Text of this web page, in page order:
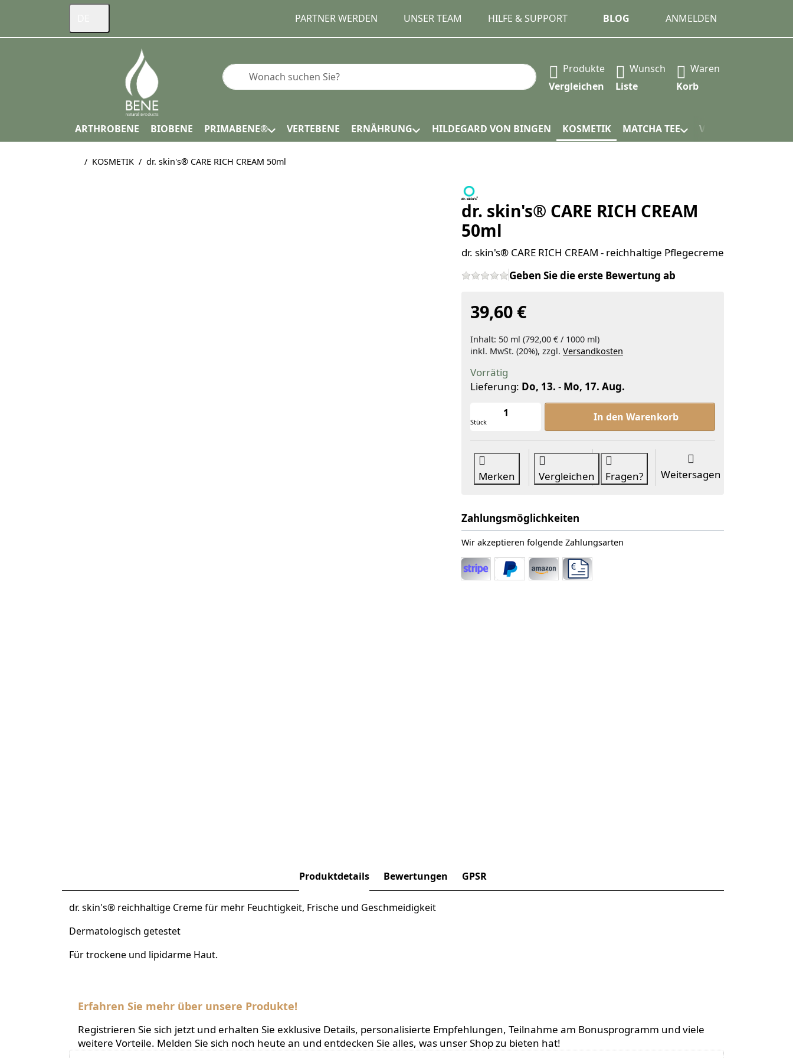
PARTNER WERDEN UNSER TEAM HILFE & SUPPORT BLOG ANMELDEN
Geben Sie einen Suchbegriff ein. Während Sie tippen, erscheinen automatisch erste Ergebnisse. Drücken Sie die
Produkte
Vergleichen
Wunsch
Liste
Waren
Korb
ARTHROBENE BIOBENE PRIMABENE® VERTEBENE ERNÄHRUNG HILDEGARD VON BINGEN KOSMETIK MATCHA TEE VERPACKUNG
Startseite
KOSMETIK dr. skin's® CARE RICH CREAM 50ml
dr. skin's® CARE RICH CREAM
50ml
dr. skin's® CARE RICH CREAM - reichhaltige Pflegecreme
Geben Sie die erste Bewertung ab
39,60 €
Inhalt: 50 ml (792,00 € / 1000 ml)
inkl. MwSt. (20%), zzgl. Versandkosten
Vorrätig
Lieferung: Do, 13. - Mo, 17. Aug.
Stück
dr. skin's® CARE RICH CREAM 50ml zu 39,60 €,
In den Warenkorb
Merken Vergleichen Fragen? Weitersagen
Zahlungsmöglichkeiten
Wir akzeptieren folgende Zahlungsarten
Produktdetails Bewertungen GPSR
dr. skin's® reichhaltige Creme für mehr Feuchtigkeit, Frische und Geschmeidigkeit
Dermatologisch getestet
Für trockene und lipidarme Haut.
Erfahren Sie mehr über unsere Produkte!
Registrieren Sie sich jetzt und erhalten Sie exklusive Details, personalisierte Empfehlungen, Teilnahme am Bonusprogramm und viele
weitere Vorteile. Melden Sie sich noch heute an und entdecken Sie alles, was unser Shop zu bieten hat!